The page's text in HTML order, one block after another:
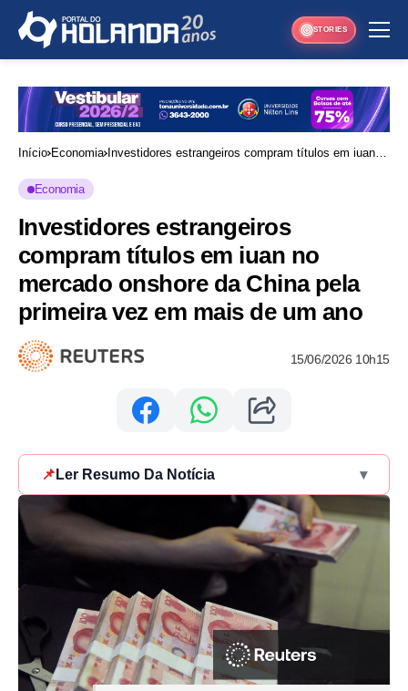
STORIES
Início Economia Investidores estrangeiros compram títulos em iuan
Economia
Investidores estrangeiros
compram títulos em iuan no
mercado onshore da China pela
primeira vez em mais de um ano
15/06/2026 10h15
📌 Ler Resumo Da Notícia ▾